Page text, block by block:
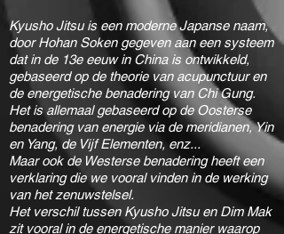
Kyusho Jitsu is een moderne Japanse naam,
door Hohan Soken gegeven aan een systeem
dat in de 13e eeuw in China is ontwikkeld,
gebaseerd op de theorie van acupunctuur en
de energetische benadering van Chi Gung.
Het is allemaal gebaseerd op de Oosterse
benadering van energie via de meridianen, Yin
en Yang, de Vijf Elementen, enz...
Maar ook de Westerse benadering heeft een
verklaring die we vooral vinden in de werking
van het zenuwstelsel.
Het verschil tussen Kyusho Jitsu en Dim Mak
zit vooral in de energetische manier waarop